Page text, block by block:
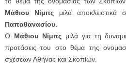
Μάθιου Νίμιτς μιλά αποκλειστικά
Παπαθανασίου.
Ο Μάθιου Νίμιτςμιλά για τη
προτάσεις του στο θέμα της
σχέσεων Αθήνας και Σκοπίων.